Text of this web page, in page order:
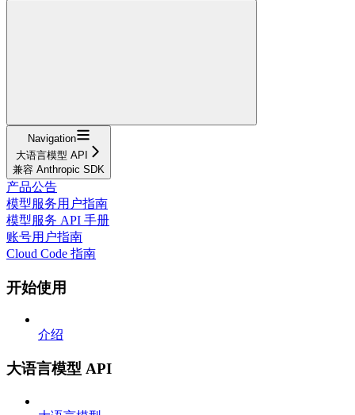
Navigation
大语言模型 API
兼容 Anthropic SDK
产品公告
模型服务用户指南
模型服务 API 手册
账号用户指南
Cloud Code 指南
开始使用
介绍
大语言模型 API